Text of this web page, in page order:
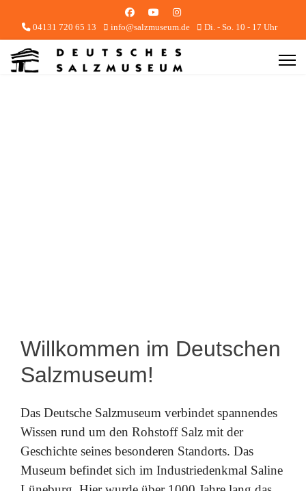
04131 720 65 13 info@salzmuseum.de Di. - So. 10 - 17 Uhr
Willkommen im Deutschen
Salzmuseum!
Das Deutsche Salzmuseum verbindet spannendes
Wissen rund um den Rohstoff Salz mit der
Geschichte seines besonderen Standorts. Das
Museum befindet sich im Industriedenkmal Saline